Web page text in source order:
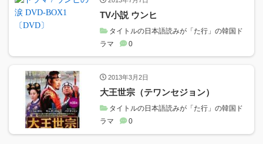
TV小説 ウンヒ
タイトルの日本語読みが「た行」の韓国ド
ラマ
0
2013年3月2日
大王世宗（テワンセジョン）
タイトルの日本語読みが「た行」の韓国ド
ラマ
0